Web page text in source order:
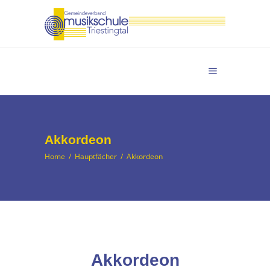
Akkordeon
Home / Hauptfächer / Akkordeon
Akkordeon